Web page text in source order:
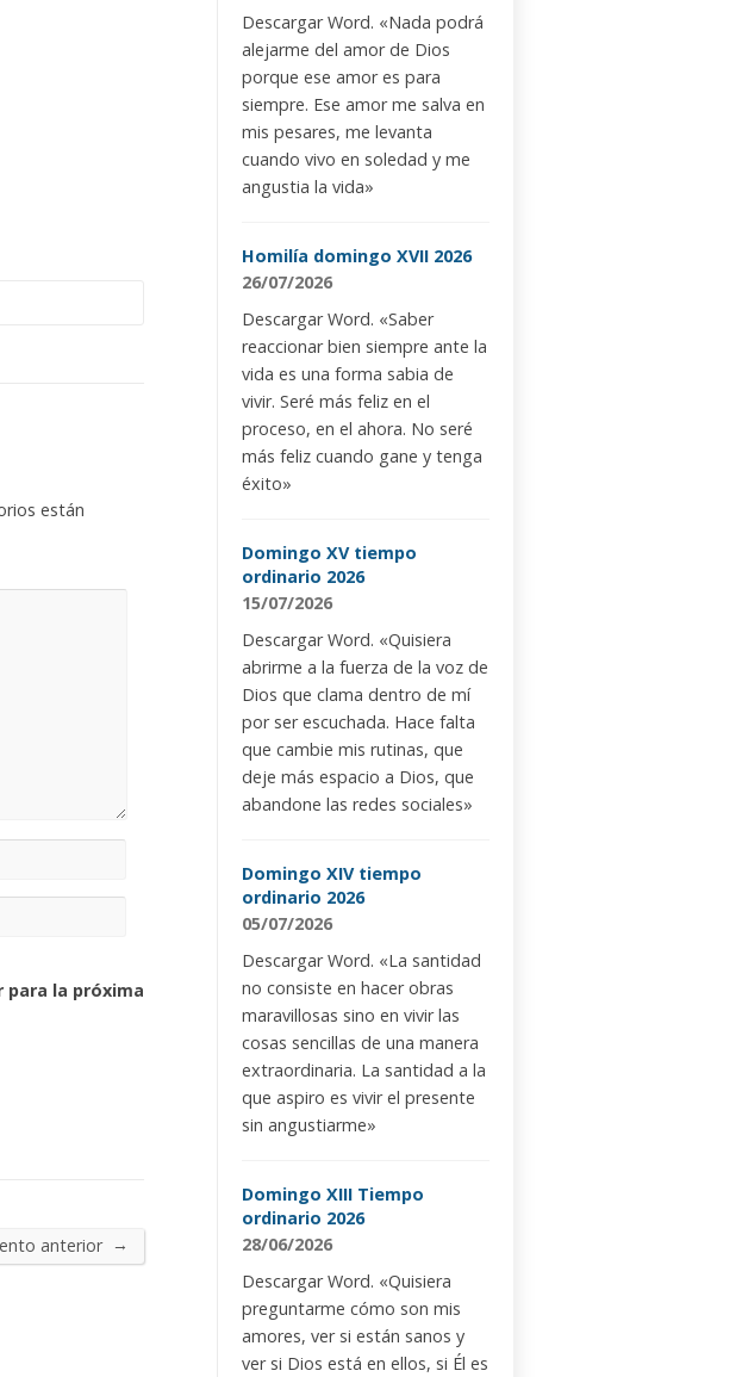
están
para la próxima
anterior →
Descargar Word. «Nada podrá
alejarme del amor de Dios
porque ese amor es para
siempre. Ese amor me salva en
mis pesares, me levanta
cuando vivo en soledad y me
angustia la vida»
Homilía domingo XVII 2026
26/07/2026
Descargar Word. «Saber
reaccionar bien siempre ante la
vida es una forma sabia de
vivir. Seré más feliz en el
proceso, en el ahora. No seré
más feliz cuando gane y tenga
éxito»
Domingo XV tiempo
ordinario 2026
15/07/2026
Descargar Word. «Quisiera
abrirme a la fuerza de la voz de
Dios que clama dentro de mí
por ser escuchada. Hace falta
que cambie mis rutinas, que
deje más espacio a Dios, que
abandone las redes sociales»
Domingo XIV tiempo
ordinario 2026
05/07/2026
Descargar Word. «La santidad
no consiste en hacer obras
maravillosas sino en vivir las
cosas sencillas de una manera
extraordinaria. La santidad a la
que aspiro es vivir el presente
sin angustiarme»
Domingo XIII Tiempo
ordinario 2026
28/06/2026
Descargar Word. «Quisiera
preguntarme cómo son mis
amores, ver si están sanos y
ver si Dios está en ellos, si Él es